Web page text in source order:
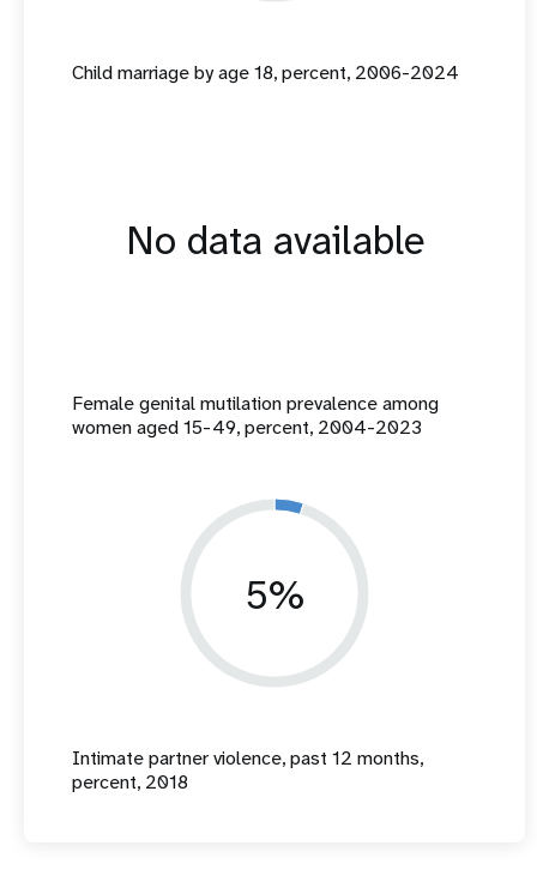
Child marriage by age 18, percent, 2006-2024
No data available
Female genital mutilation prevalence among
women aged 15-49, percent, 2004-2023
5%
Intimate partner violence, past 12 months,
percent, 2018